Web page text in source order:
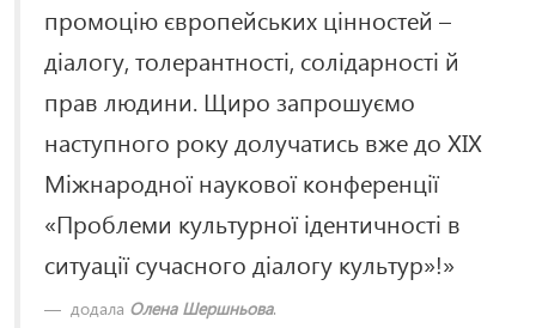
промоцію європейських цінностей –
діалогу, толерантності, солідарності й
прав людини. Щиро запрошуємо
наступного року долучатись вже до XІХ
Міжнародної наукової конференції
«Проблеми культурної ідентичності в
ситуації сучасного діалогу культур»!»
додала Олена Шершньова.